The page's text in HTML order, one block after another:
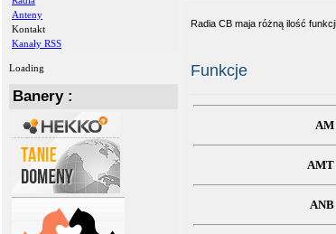
Anteny
Kontakt
Kanały RSS
Loading
Banery :
Radia CB maja różną ilość
Funkcje
AM
AMT
ANB